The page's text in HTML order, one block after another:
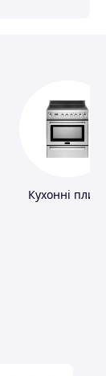
Кухонні